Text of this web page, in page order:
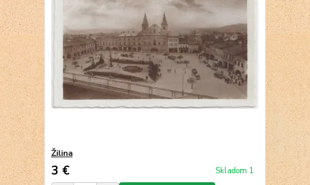
Žilina
3 € Skladom 1